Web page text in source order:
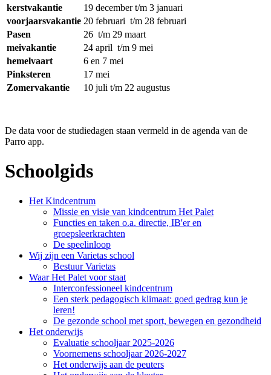
kerstvakantie
19 december t/m 3 januari
voorjaarsvakantie 20 februari t/m 28 februari
Pasen
26 t/m 29 maart
meivakantie
24 april t/m 9 mei
hemelvaart
6 en 7 mei
Pinksteren
17 mei
Zomervakantie
10 juli t/m 22 augustus
De data voor de studiedagen staan vermeld in de agenda van de
Parro app.
Schoolgids
Het Kindcentrum
Missie en visie van kindcentrum Het Palet
Functies en taken o.a. directie, IB'er en
groepsleerkrachten
De speelinloop
Wij zijn een Varietas school
Bestuur Varietas
Waar Het Palet voor staat
Interconfessioneel kindcentrum
Een sterk pedagogisch klimaat: goed gedrag kun je
leren!
De gezonde school met sport, bewegen en gezondheid
Het onderwijs
Evaluatie schooljaar 2025-2026
Voornemens schooljaar 2026-2027
Het onderwijs aan de peuters